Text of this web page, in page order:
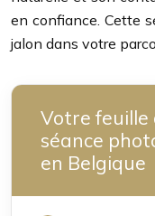
en confiance. Cette
jalon dans votre
Votre feuille
séance
en Belgique